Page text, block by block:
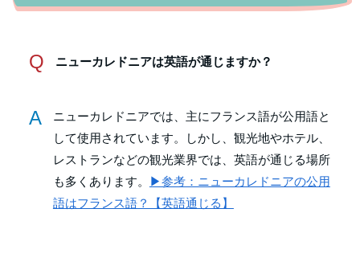
Q ニューカレドニアは英語が通じますか？
A
ニューカレドニアでは、主にフランス語が公用語と
して使用されています。しかし、観光地やホテル、
レストランなどの観光業界では、英語が通じる場所
も多くあります。
▶参考：ニューカレドニアの公用
語はフランス語？【英語通じる】